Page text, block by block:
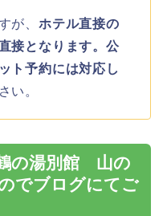
が、 ホテル直接の
接となります。公
ト予約には対応し
い。
の湯別館 山の
でブログにてご